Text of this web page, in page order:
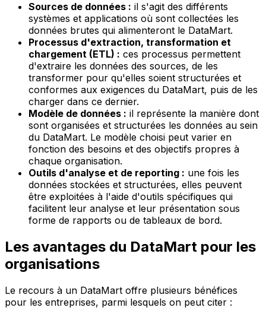
Sources de données : il s'agit des différents
systèmes et applications où sont collectées les
données brutes qui alimenteront le DataMart.
Processus d'extraction, transformation et
chargement (ETL) : ces processus permettent
d'extraire les données des sources, de les
transformer pour qu'elles soient structurées et
conformes aux exigences du DataMart, puis de les
charger dans ce dernier.
Modèle de données : il représente la manière dont
sont organisées et structurées les données au sein
du DataMart. Le modèle choisi peut varier en
fonction des besoins et des objectifs propres à
chaque organisation.
Outils d'analyse et de reporting : une fois les
données stockées et structurées, elles peuvent
être exploitées à l'aide d'outils spécifiques qui
facilitent leur analyse et leur présentation sous
forme de rapports ou de tableaux de bord.
Les avantages du DataMart pour les
organisations
Le recours à un DataMart offre plusieurs bénéfices
pour les entreprises, parmi lesquels on peut citer :